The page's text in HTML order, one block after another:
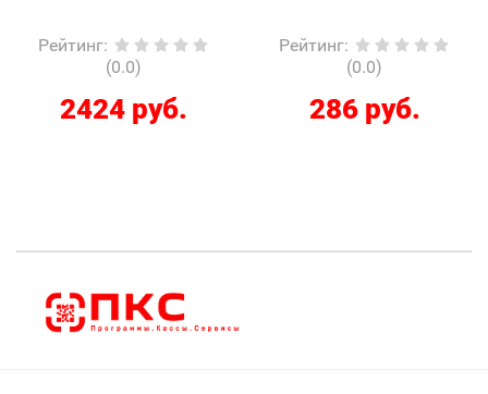
Рейтинг:
(0.0)
2424 руб.
Рейтинг:
(0.0)
286 руб.